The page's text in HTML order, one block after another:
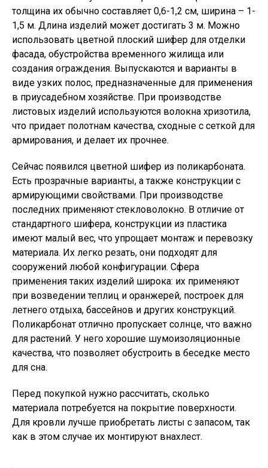
толщина их обычно составляет 0,6-1,2 см, ширина – 1-
1,5 м. Длина изделий может достигать 3 м. Можно
использовать цветной плоский шифер для отделки
фасада, обустройства временного жилища или
создания ограждения. Выпускаются и варианты в
виде узких полос, предназначенные для применения
в приусадебном хозяйстве. При производстве
листовых изделий используются волокна хризотила,
что придает полотнам качества, сходные с сеткой для
армирования, и делает их прочнее.
Сейчас появился цветной шифер из поликарбоната.
Есть прозрачные варианты, а также конструкции с
армирующими свойствами. При производстве
последних применяют стекловолокно. В отличие от
стандартного шифера, конструкции из пластика
имеют малый вес, что упрощает монтаж и перевозку
материала. Их легко резать, они подходят для
сооружений любой конфигурации. Сфера
применения таких изделий широка: их применяют
при возведении теплиц и оранжерей, построек для
летнего отдыха, бассейнов и других конструкций.
Поликарбонат отлично пропускает солнце, что важно
для растений. У него хорошие шумоизоляционные
качества, что позволяет обустроить в беседке место
для сна.
Перед покупкой нужно рассчитать, сколько
материала потребуется на покрытие поверхности.
Для кровли лучше приобретать листы с запасом, так
как в этом случае их монтируют внахлест.